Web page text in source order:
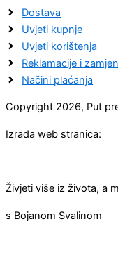
Dostava
Uvjeti kupnje
Uvjeti korištenja
Reklamacije i
Načini plaćanja
Copyright 2026, Put
Izrada web stranica:
Živjeti više iz života, a
s Bojanom Svalinom